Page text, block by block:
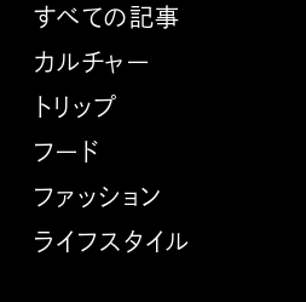
すべての記事
カルチャー
トリップ
フード
ファッション
ライフスタイル